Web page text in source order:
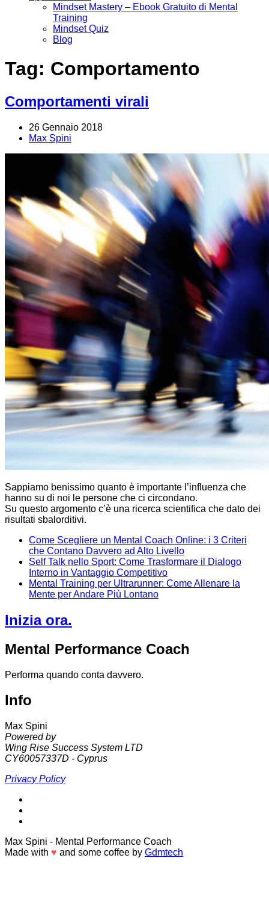
Mindset Mastery – Ebook Gratuito di Mental
Training
Mindset Quiz
Blog
Tag: Comportamento
Comportamenti virali
26 Gennaio 2018
Max Spini
Sappiamo benissimo quanto è importante l’influenza che
hanno su di noi le persone che ci circondano.
Su questo argomento c’è una ricerca scientifica che dato dei
risultati sbalorditivi.
Come Scegliere un Mental Coach Online: i 3 Criteri
che Contano Davvero ad Alto Livello
Self Talk nello Sport: Come Trasformare il Dialogo
Interno in Vantaggio Competitivo
Mental Training per Ultrarunner: Come Allenare la
Mente per Andare Più Lontano
Inizia ora.
Mental Performance Coach
Performa quando conta davvero.
Info
Max Spini
Powered by
Wing Rise Success System LTD
CY60057337D - Cyprus
Privacy Policy
Max Spini - Mental Performance Coach
Made with ♥ and some coffee by Gdmtech